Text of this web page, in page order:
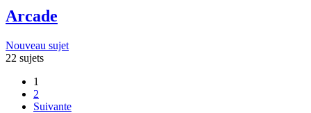
Arcade
Nouveau sujet
22 sujets
1
2
Suivante